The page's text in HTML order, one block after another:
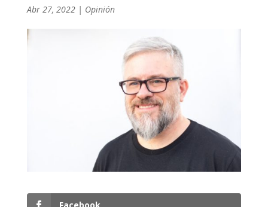
Abr 27, 2022| Opinión